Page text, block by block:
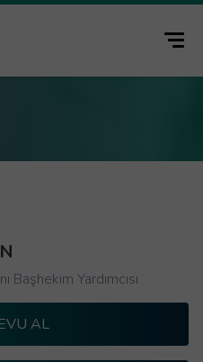
Başhekim Yardımcısı
AL